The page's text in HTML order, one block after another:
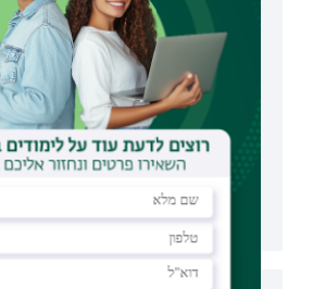
הפקולטה למדעי החברה
המחלקה/תוכנית
עבודה סוציאלית
ממוצע בגרות נדרש
דרישות נוספות